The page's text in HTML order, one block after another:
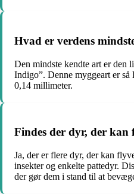
Hvad er verdens
Den mindste kendte art er den
Indigo”. Denne myggeart er
0,14 millimeter.
Findes der dyr, der kan
Ja, der er flere dyr, der kan
insekter og enkelte pattedyr.
der gør dem i stand til at